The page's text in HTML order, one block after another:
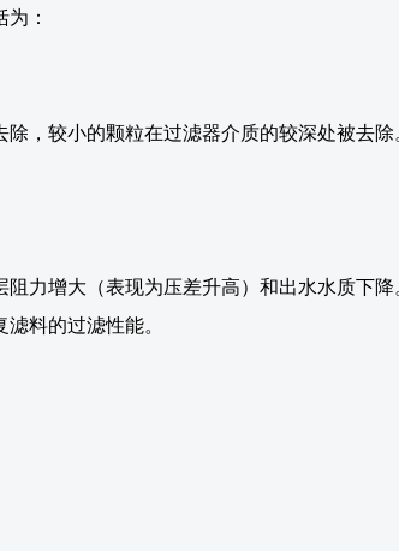
：
，较小的颗粒在过滤器介质的较深处被去
力增大（表现为压差升高）和出水水质下
料的过滤性能。